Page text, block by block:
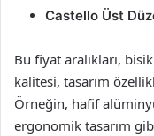
Castello Üst
Bu fiyat aralıkları,
kalitesi, tasarım
Örneğin, hafif
ergonomik tasarım